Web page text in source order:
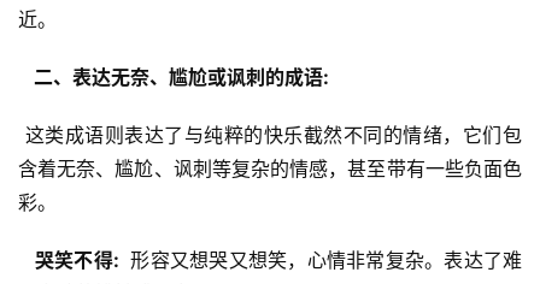
近。
  二、表达无奈、尴尬或讽刺的成语:
含着无奈、尴尬、讽刺等复杂的情感，甚至带有一些负面色
彩。
  哭笑不得:
形容又想哭又想笑，心情非常复杂。表达了难